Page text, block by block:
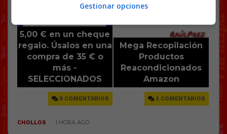
Gestionar opciones